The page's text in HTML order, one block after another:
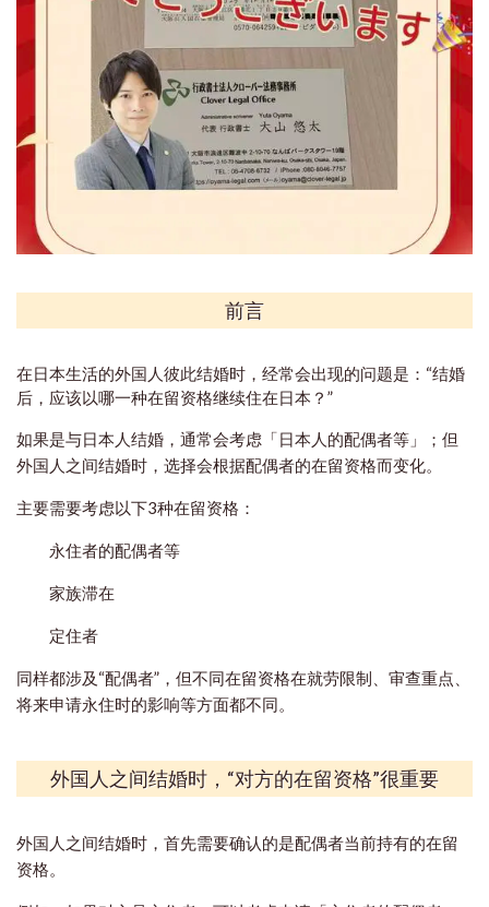
前言
在日本生活的外国人彼此结婚时，经常会出现的问题是：“结婚
后，应该以哪一种在留资格继续住在日本？”
如果是与日本人结婚，通常会考虑「日本人的配偶者等」；但
外国人之间结婚时，选择会根据配偶者的在留资格而变化。
主要需要考虑以下3种在留资格：
永住者的配偶者等
家族滞在
定住者
同样都涉及“配偶者”，但不同在留资格在就劳限制、审查重点、
将来申请永住时的影响等方面都不同。
外国人之间结婚时，“对方的在留资格”很重要
外国人之间结婚时，首先需要确认的是配偶者当前持有的在留
资格。